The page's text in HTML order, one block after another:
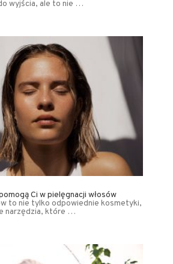
wyjścia, ale to nie …
Ci w pielęgnacji włosów
to nie tylko odpowiednie kosmetyki,
narzędzia, które …